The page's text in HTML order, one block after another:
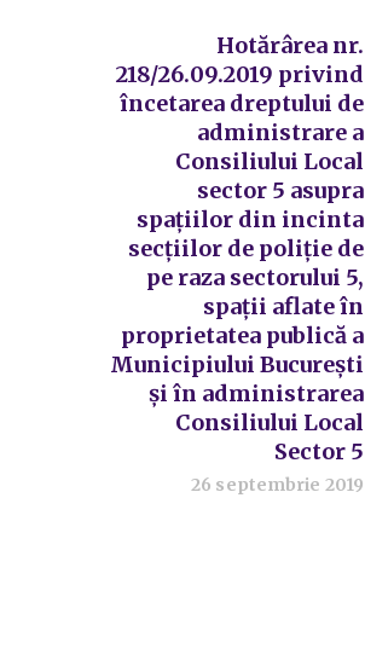
Hotărârea nr.
218/26.09.2019 privind
încetarea dreptului de
administrare a
Consiliului Local
sector 5 asupra
spațiilor din incinta
secțiilor de poliție de
pe raza sectorului 5,
spații aflate în
proprietatea publică a
Municipiului București
și în administrarea
Consiliului Local
Sector 5
26 septembrie 2019